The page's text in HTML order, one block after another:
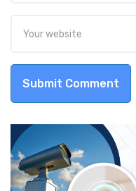
Submit Comment